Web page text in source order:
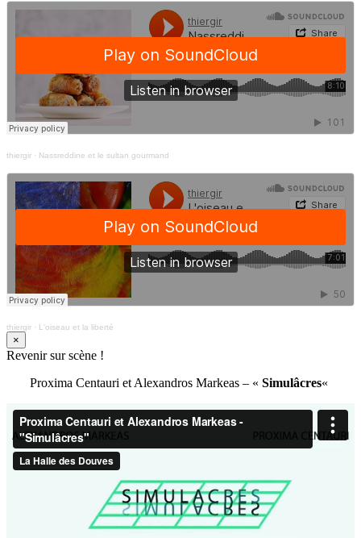
thiergir · Nassreddine et le sultan gourmand
thiergir · L'oiseau et la liberté
×
Revenir sur scène !
Proxima Centauri et Alexandros Markeas – « Simulâcres«